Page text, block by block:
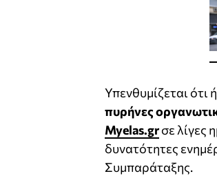
Υπενθυμίζεται ότι
πυρήνες
Myelas.grσε λίγες
δυνατότητες
Συμπαράταξης.